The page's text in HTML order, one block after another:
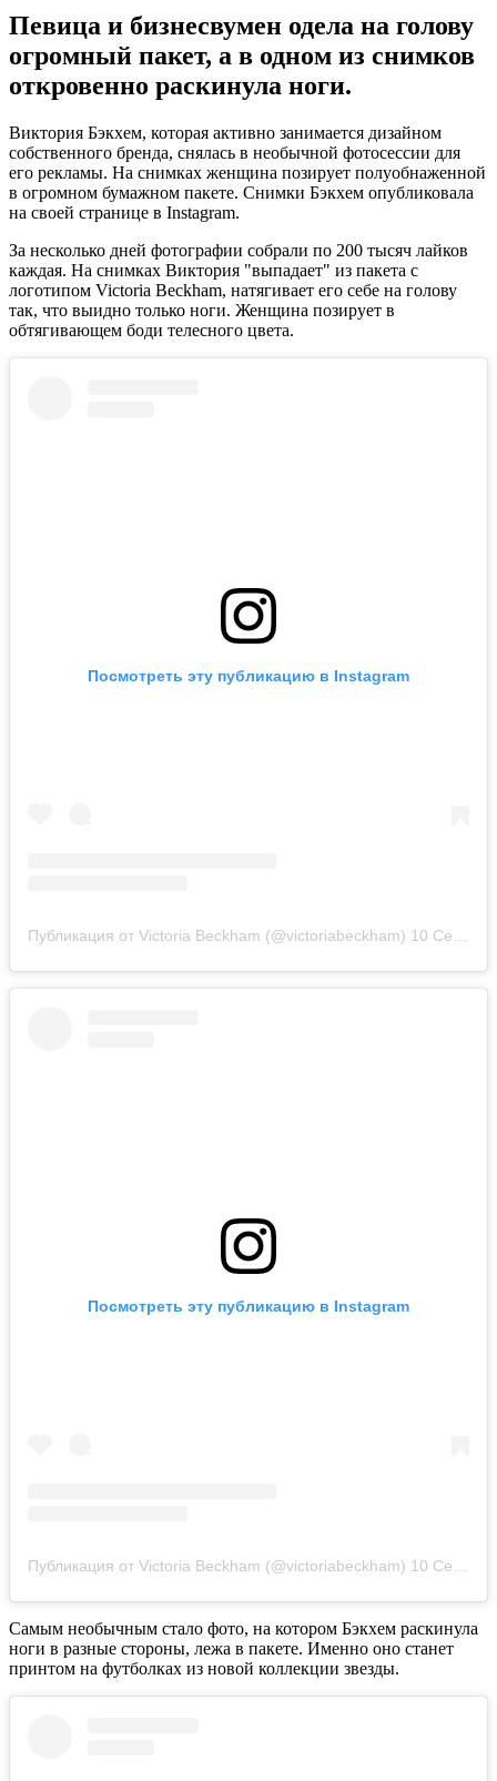
Певица и бизнесвумен одела на голову
огромный пакет, а в одном из снимков
откровенно раскинула ноги.
Виктория Бэкхем, которая активно занимается дизайном
собственного бренда, снялась в необычной фотосессии для
его рекламы. На снимках женщина позирует полуобнаженной
в огромном бумажном пакете. Снимки Бэкхем опубликовала
на своей странице в Instagram.
За несколько дней фотографии собрали по 200 тысяч лайков
каждая. На снимках Виктория "выпадает" из пакета с
логотипом Victoria Beckham, натягивает его себе на голову
так, что выидно только ноги. Женщина позирует в
обтягивающем боди телесного цвета.
Посмотреть эту публикацию в Instagram
Публикация от Victoria Beckham (@victoriabeckham) 10 Сен 2018 в 1:11 PDT
Посмотреть эту публикацию в Instagram
Публикация от Victoria Beckham (@victoriabeckham) 10 Сен 2018 в 1:06 PDT
Самым необычным стало фото, на котором Бэкхем раскинула
ноги в разные стороны, лежа в пакете. Именно оно станет
принтом на футболках из новой коллекции звезды.